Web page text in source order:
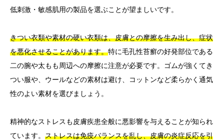
低刺激・敏感肌用の製品を選ぶことが望ましいです。
きつい衣類や素材の硬い衣類は、皮膚との摩擦を生み出し、症状
を悪化させることがあります。特に毛孔性苔癬の好発部位である
二の腕や太もも周辺への摩擦に注意が必要です。ゴムが強くてき
つい服や、ウールなどの素材は避け、コットンなど柔らかく通気
性のよい素材を選びましょう。
精神的なストレスも皮膚疾患全般に悪影響を与えることが知られ
ています。 ストレスは免疫バランスを乱し、皮膚の炎症反応を引